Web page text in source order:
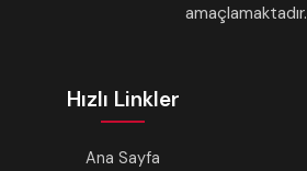
amaçlamaktadır.
Hızlı Linkler
Ana Sayfa